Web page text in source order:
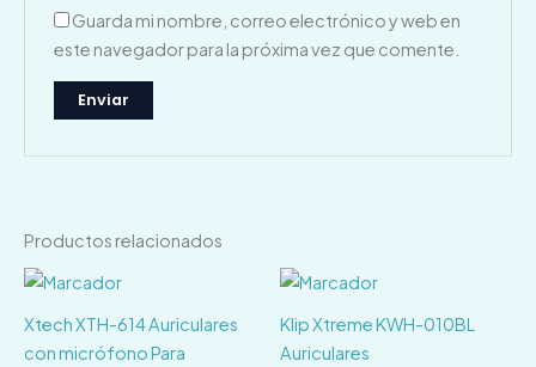
Guarda mi nombre, correo electrónico y web en
este navegador para la próxima vez que comente.
Productos relacionados
Xtech XTH-614 Auriculares
con micrófono Para
Klip Xtreme KWH-010BL
Auriculares